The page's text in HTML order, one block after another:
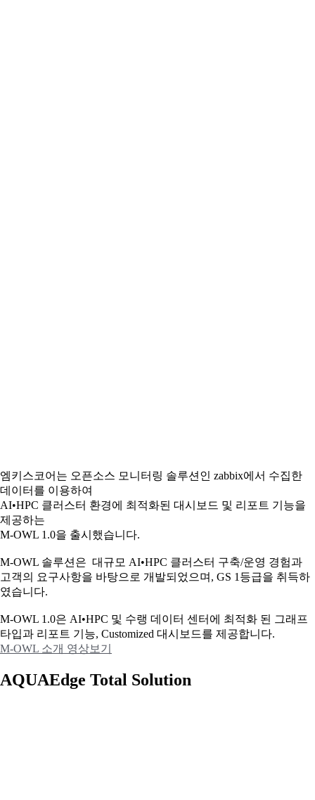
엠키스코어는 오픈소스 모니터링 솔루션인 zabbix에서 수집한
데이터를 이용하여
AI•HPC 클러스터 환경에 최적화된 대시보드 및 리포트 기능을
제공하는
M-OWL 1.0을 출시했습니다.
M-OWL 솔루션은 대규모 AI•HPC 클러스터 구축/운영 경험과
고객의 요구사항을 바탕으로 개발되었으며, GS 1등급을 취득하
였습니다.
M-OWL 1.0은 AI•HPC 및 수랭 데이터 센터에 최적화 된 그래프
타입과 리포트 기능, Customized 대시보드를 제공합니다.
M-OWL 소개 영상보기
AQUAEdge Total Solution